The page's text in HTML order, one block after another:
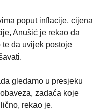
poput inflacije, cijena
Anušić je rekao da
da uvijek postoje
gledamo u presjeku
zadaća koje
rekao je.